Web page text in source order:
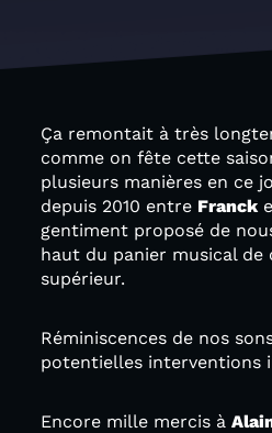
Ça remontait à très
comme on fête cette
plusieurs manières en ce
depuis 2010 entre Franck
gentiment proposé de
haut du panier musical
supérieur.
Réminiscences de nos
potentielles interventions
Encore mille mercis à